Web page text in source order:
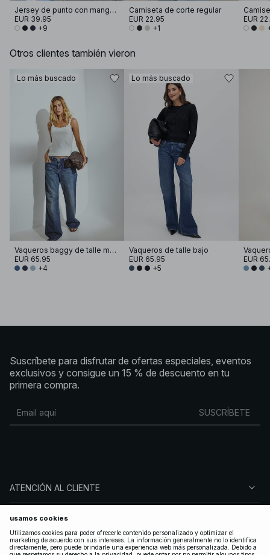
Jersey de punto con manga doblada
EUR 39.95
+9
Camiseta de corte regular
EUR 22.95
+1
EUR
Otros clientes también vieron
Lo más buscado
Vaqueros baggy de talle medio
EUR 65.95
+4
Lo más buscado
Vaqueros de talle bajo
EUR 65.95
+5
EUR
Suscríbete para disfrutar de ofertas especiales, eventos
exclusivos y consigue un 15 % de descuento en tu
primera compra.
SUSCRÍBETE
ATENCIÓN AL CLIENTE
SOBRE NA-KD
SÍGUENOS